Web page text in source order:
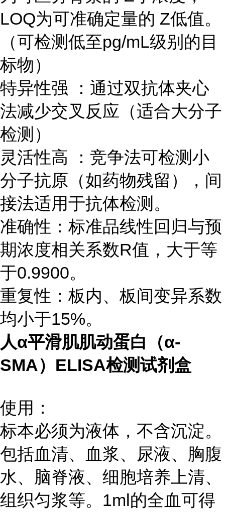
LOQ为可准确定量的 Z低值。
（可检测低至pg/mL级别的目
标物）
特异性强 ：通过双抗体夹心
法减少交叉反应（适合大分子
检测）
灵活性高 ：竞争法可检测小
分子抗原（如药物残留），间
接法适用于抗体检测。
准确性：标准品线性回归与预
期浓度相关系数R值，大于等
于0.9900。
重复性：板内、板间变异系数
均小于15%。
人α平滑肌肌动蛋白（α-
SMA）ELISA检测试剂盒
使用：
标本必须为液体，不含沉淀。
包括血清、血浆、尿液、胸腹
水、脑脊液、细胞培养上清、
组织匀浆等。1ml的全血可得